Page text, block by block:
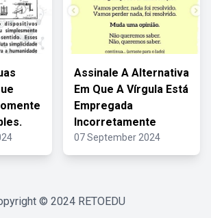
Assinale A Alternativa
Em Que A Vírgula Está
Empregada
Incorretamente
07 September 2024
© 2024 RETOEDU